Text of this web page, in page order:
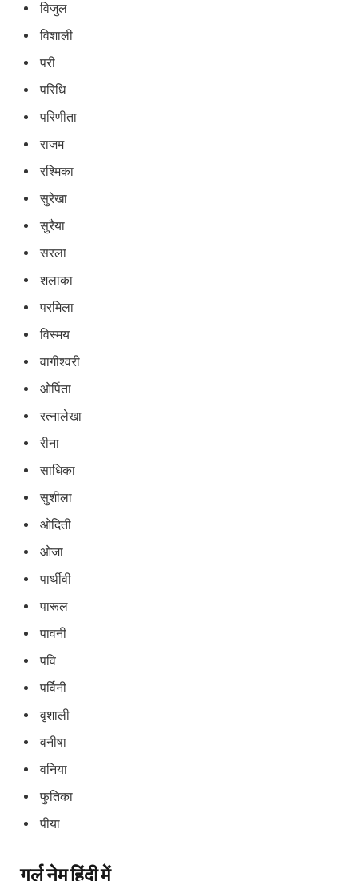
विजुल
विशाली
परी
परिधि
परिणीता
राजम
रश्मिका
सुरेखा
सुरैया
सरला
शलाका
परमिला
विस्मय
वागीश्वरी
ओर्पिता
रत्नालेखा
रीना
साधिका
सुशीला
ओदिती
ओजा
पार्थीवी
पारूल
पावनी
पवि
पर्विनी
वृशाली
वनीषा
वनिया
फुतिका
पीया
गर्ल नेम हिंदी में